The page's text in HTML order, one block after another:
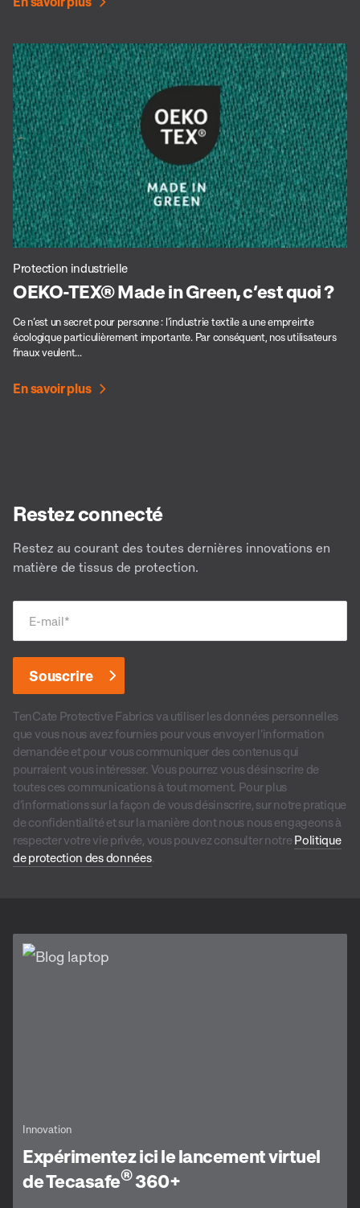
Protection industrielle
OEKO-TEX® Made in Green, c’est quoi ?
Ce n’est un secret pour personne : l’industrie textile a une empreinte
écologique particulièrement importante. Par conséquent, nos utilisateurs
finaux veulent...
En savoir plus
Restez connecté
Restez au courant des toutes dernières innovations en
matière de tissus de protection.
E-mail*
TenCate Protective Fabrics va utiliser les données personnelles
que vous nous avez fournies pour vous envoyer l’information
demandée et pour vous communiquer des contenus qui
pourraient vous intéresser. Vous pourrez vous désinscrire de
toutes ces communications à tout moment. Pour plus
d’informations sur la façon de vous désinscrire, sur notre pratique
de confidentialité et sur la manière dont nous nous engageons à
respecter votre vie privée, vous pouvez consulter notre Politique
de protection des données.
Innovation
Expérimentez ici le lancement virtuel
de Tecasafe®360+